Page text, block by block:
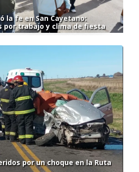
la fe en San Cayetano:
por trabajo y clima de fiesta
por un choque en la Ruta